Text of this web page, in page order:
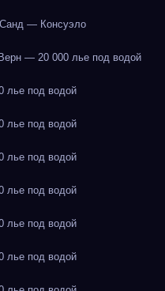
— Консуэло
— 20 000 лье под водой
под водой
под водой
под водой
под водой
под водой
под водой